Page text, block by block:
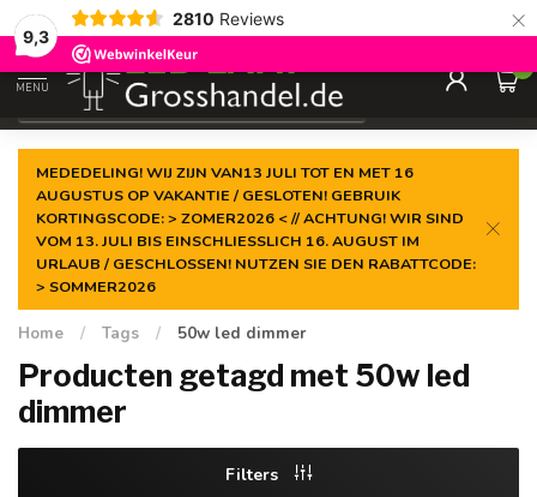
9,3
2810 Reviews ×
Gegarandeerde delaagste prijs
MENU
0
MEDEDELING! WIJ ZIJN VAN13 JULI TOT EN MET 16
AUGUSTUS OP VAKANTIE / GESLOTEN! GEBRUIK
KORTINGSCODE: > ZOMER2026 < // ACHTUNG! WIR SIND
VOM 13. JULI BIS EINSCHLIESSLICH 16. AUGUST IM
URLAUB / GESCHLOSSEN! NUTZEN SIE DEN RABATTCODE:
> SOMMER2026
Home / Tags / 50w led dimmer
Producten getagd met 50w led
dimmer
Filters